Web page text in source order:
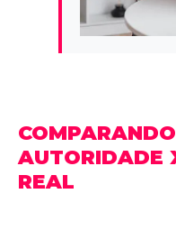
AUTORIDADE
REAL